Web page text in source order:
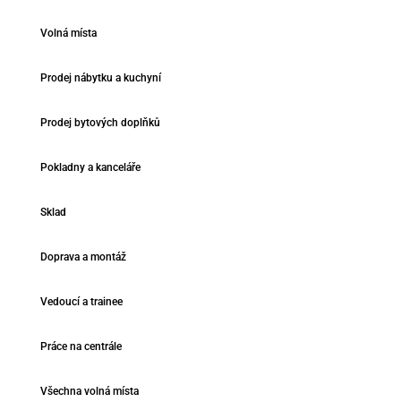
Volná místa
Prodej nábytku a kuchyní
Prodej bytových doplňků
Pokladny a kanceláře
Sklad
Doprava a montáž
Vedoucí a trainee
Práce na centrále
Všechna volná místa